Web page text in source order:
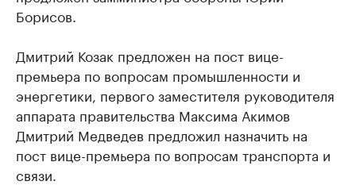
Борисов.
Дмитрий Козак предложен на пост вице-
премьера по вопросам промышленности и
энергетики, первого заместителя руководителя
аппарата правительства Максима Акимов
Дмитрий Медведев предложил назначить на
пост вице-премьера по вопросам транспорта и
связи.